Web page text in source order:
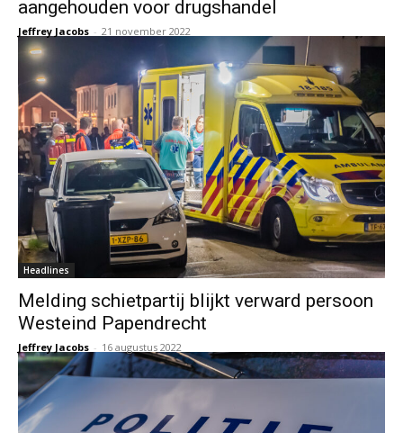
aangehouden voor drugshandel
Jeffrey Jacobs - 21 november 2022
Headlines
Melding schietpartij blijkt verward persoon
Westeind Papendrecht
Jeffrey Jacobs - 16 augustus 2022